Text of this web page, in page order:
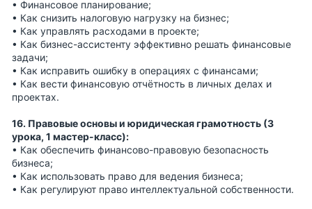
• Финансовое планирование;
• Как снизить налоговую нагрузку на бизнес;
• Как управлять расходами в проекте;
• Как бизнес-ассистенту эффективно решать финансовые
задачи;
• Как исправить ошибку в операциях с финансами;
• Как вести финансовую отчётность в личных делах и
проектах.
16. Правовые основы и юридическая грамотность (3
урока, 1 мастер-класс):
• Как обеспечить финансово-правовую безопасность
бизнеса;
• Как использовать право для ведения бизнеса;
• Как регулируют право интеллектуальной собственности.